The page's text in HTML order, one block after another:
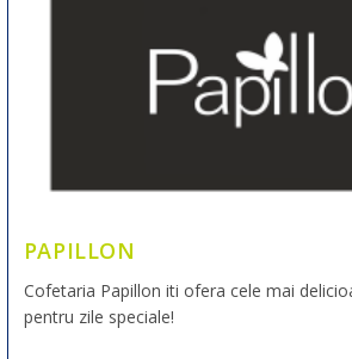
PAPILLON
Cofetaria Papillon iti ofera cele mai
pentru zile speciale!